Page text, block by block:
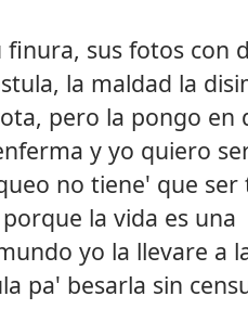
sus fotos con
la maldad la
pero la pongo en
y yo quiero
no tiene' que ser
la vida es una
yo la llevare a
pa' besarla sin